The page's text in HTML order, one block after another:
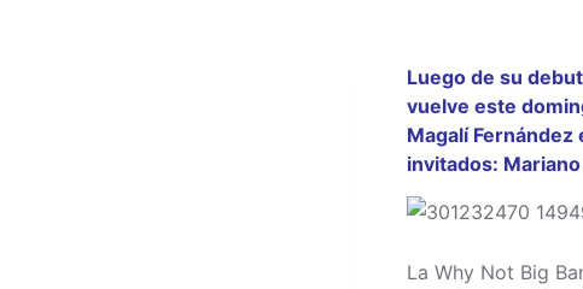
Luego de su
vuelve este
Magalí
invitados:
La Why Not Big